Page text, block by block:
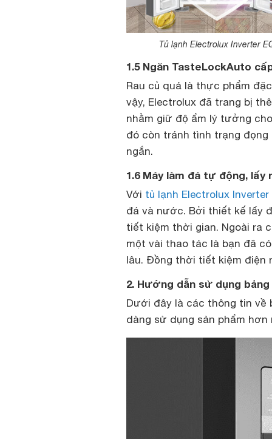
Tủ lạnh Electrolux Inverter
1.5 Ngăn TasteLockAuto
Rau củ quả là thực phẩm
vậy, Electrolux đã trang bị
nhằm giữ độ ẩm lý tưởng
đó còn tránh tình trạng
ngắn.
1.6 Máy làm đá tự động,
Với tủ lạnh Electrolux Inverter
đá và nước. Bởi thiết kế lấy
tiết kiệm thời gian. Ngoài ra
một vài thao tác là bạn đã
lâu. Đồng thời tiết kiệm điện
2. Hướng dẫn sử dụng
Dưới đây là các thông tin về
dàng sử dụng sản phẩm hơn